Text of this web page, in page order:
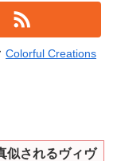
Colorful Creations
似されるヴィヴ